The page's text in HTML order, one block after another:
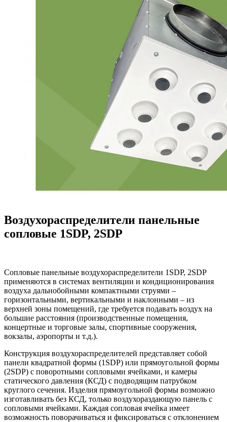
Воздухораспределители панельные
сопловые 1SDP, 2SDP
Сопловые панельные воздухораспределители 1SDP, 2SDP
применяются в системах вентиляции и кондиционирования
воздуха дальнобойными компактными струями –
горизонтальными, вертикальными и наклонными – из
верхней зоны помещений, где требуется подавать воздух на
большие расстояния (производственные помещения,
концертные и торговые залы, спортивные сооружения,
вокзалы, аэропорты и т.д.).
Конструкция воздухораспределителей представляет собой
панели квадратной формы (1SDP) или прямоугольной формы
(2SDP) с поворотными сопловыми ячейками, и камеры
статического давления (КСД) с подводящим патрубком
круглого сечения. Изделия прямоугольной формы возможно
изготавливать без КСД, только воздухораздающую панель с
сопловыми ячейками. Каждая сопловая ячейка имеет
возможность поворачиваться и фиксироваться с отклонением